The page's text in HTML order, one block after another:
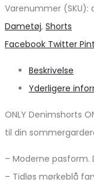
Varenummer (SKU):
Dametøj, Shorts
Share
Facebook Twitter
Beskrivelse
Yderligere
ONLY Denimshorts
til din
– Moderne
– Tidløs mørkeblå